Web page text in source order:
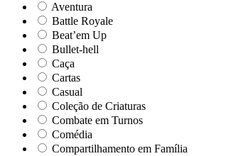
Aventura
Battle Royale
Beat’em Up
Bullet-hell
Caça
Cartas
Casual
Coleção de Criaturas
Combate em Turnos
Comédia
Compartilhamento em Família